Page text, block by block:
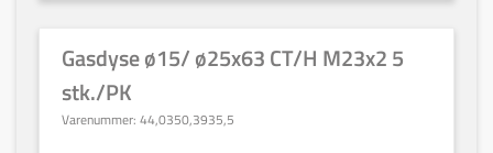
Gasdyse ø15/ ø25x63 CT/H M23x2 5
stk./PK
Varenummer: 44,0350,3935,5